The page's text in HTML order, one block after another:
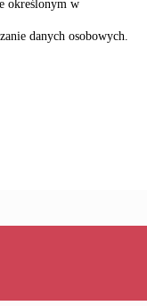
określonym w
danych osobowych.